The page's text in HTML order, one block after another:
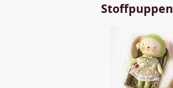
Stoffpuppen